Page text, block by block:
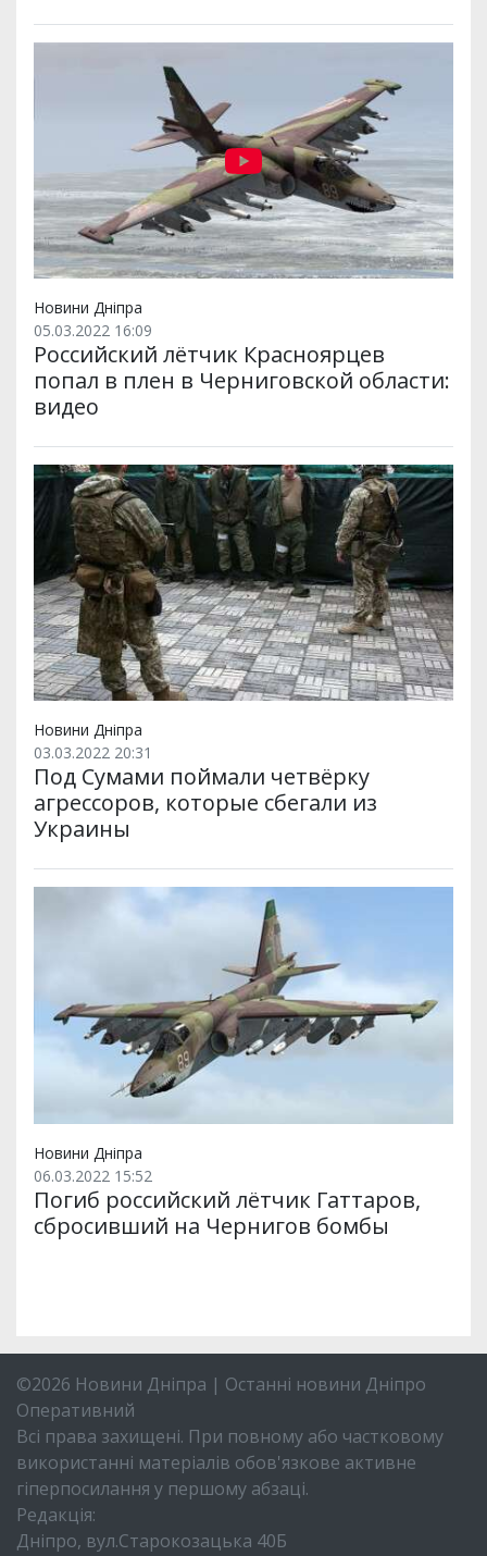
Новини Дніпра
05.03.2022 16:09
Российский лётчик Красноярцев
попал в плен в Черниговской области:
видео
Новини Дніпра
03.03.2022 20:31
Под Сумами поймали четвёрку
агрессоров, которые сбегали из
Украины
Новини Дніпра
06.03.2022 15:52
Погиб российский лётчик Гаттаров,
сбросивший на Чернигов бомбы
©2026 Новини Дніпра | Останні новини Дніпро
Оперативний
Всі права захищені. При повному або частковому
використанні матеріалів обов'язкове активне
гіперпосилання у першому абзаці.
Редакція:
Дніпро, вул.Старокозацька 40Б